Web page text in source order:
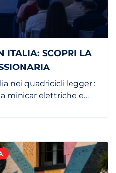
ITALIA: SCOPRI LA
nei quadricicli leggeri:
minicar elettriche e